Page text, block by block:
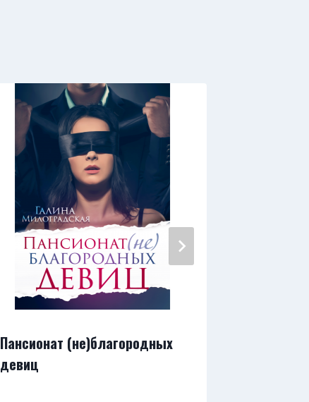
Пансионат (не)благородных
девиц